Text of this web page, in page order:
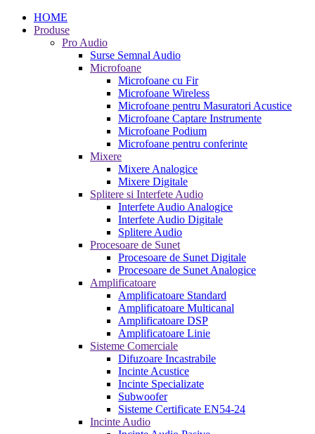
HOME
Produse
Pro Audio
Surse Semnal Audio
Microfoane
Microfoane cu Fir
Microfoane Wireless
Microfoane pentru Masuratori Acustice
Microfoane Captare Instrumente
Microfoane Podium
Microfoane pentru conferinte
Mixere
Mixere Analogice
Mixere Digitale
Splitere si Interfete Audio
Interfete Audio Analogice
Interfete Audio Digitale
Splitere Audio
Procesoare de Sunet
Procesoare de Sunet Digitale
Procesoare de Sunet Analogice
Amplificatoare
Amplificatoare Standard
Amplificatoare Multicanal
Amplificatoare DSP
Amplificatoare Linie
Sisteme Comerciale
Difuzoare Incastrabile
Incinte Acustice
Incinte Specializate
Subwoofer
Sisteme Certificate EN54-24
Incinte Audio